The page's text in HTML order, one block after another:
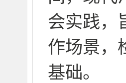
会实践，
作场景，
基础。